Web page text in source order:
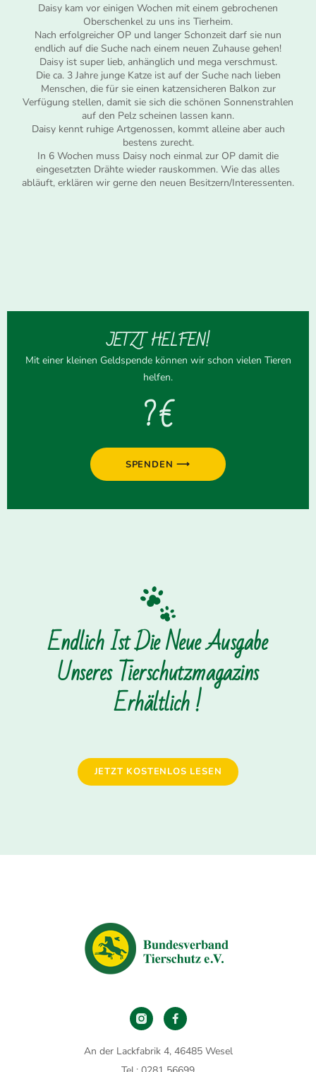
Daisy kam vor einigen Wochen mit einem gebrochenen
Oberschenkel zu uns ins Tierheim.
Nach erfolgreicher OP und langer Schonzeit darf sie nun
endlich auf die Suche nach einem neuen Zuhause gehen!
Daisy ist super lieb, anhänglich und mega verschmust.
Die ca. 3 Jahre junge Katze ist auf der Suche nach lieben
Menschen, die für sie einen katzensicheren Balkon zur
Verfügung stellen, damit sie sich die schönen Sonnenstrahlen
auf den Pelz scheinen lassen kann.
Daisy kennt ruhige Artgenossen, kommt alleine aber auch
bestens zurecht.
In 6 Wochen muss Daisy noch einmal zur OP damit die
eingesetzten Drähte wieder rauskommen. Wie das alles
abläuft, erklären wir gerne den neuen Besitzern/Interessenten.
JETZT HELFEN!
Mit einer kleinen Geldspende können wir schon vielen Tieren
helfen.
? €
SPENDEN ⟶
Endlich Ist Die Neue Ausgabe
Unseres Tierschutzmagazins
Erhältlich !
JETZT KOSTENLOS LESEN
An der Lackfabrik 4, 46485 Wesel